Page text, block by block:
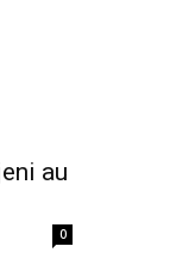
au
0